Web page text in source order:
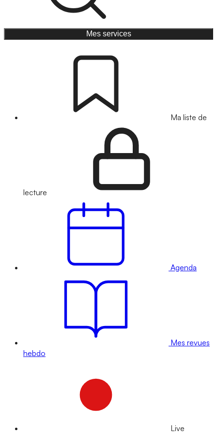
Mes services
Ma liste de
lecture
Agenda
Mes revues
hebdo
Live